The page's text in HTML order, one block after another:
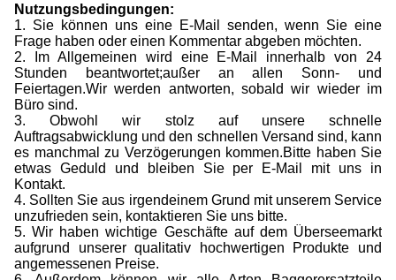
Nutzungsbedingungen:
1. Sie können uns eine E-Mail senden, wenn Sie eine
Frage haben oder einen Kommentar abgeben möchten.
2. Im Allgemeinen wird eine E-Mail innerhalb von 24
Stunden beantwortet;außer an allen Sonn- und
Feiertagen.Wir werden antworten, sobald wir wieder im
Büro sind.
3. Obwohl wir stolz auf unsere schnelle
Auftragsabwicklung und den schnellen Versand sind, kann
es manchmal zu Verzögerungen kommen.Bitte haben Sie
etwas Geduld und bleiben Sie per E-Mail mit uns in
Kontakt.
4. Sollten Sie aus irgendeinem Grund mit unserem Service
unzufrieden sein, kontaktieren Sie uns bitte.
5. Wir haben wichtige Geschäfte auf dem Überseemarkt
aufgrund unserer qualitativ hochwertigen Produkte und
angemessenen Preise.